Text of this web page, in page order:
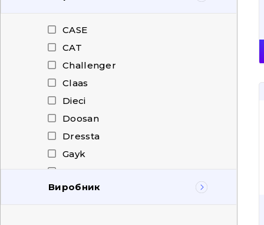
Кронштейн
Майданчики, підніжки і
драбини
Підкрилок
Планка
Пластина
Плита
Прокладка
Проставка
Рамка решітки радіатора
CASE
CAT
Challenger
Claas
Dieci
Doosan
Dressta
Gayk
HAMM
Hitachi
HOWO
Виробник